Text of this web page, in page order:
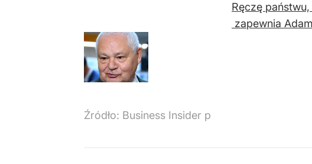
Ręczę
zapewnia
Źródło: Business Insider p